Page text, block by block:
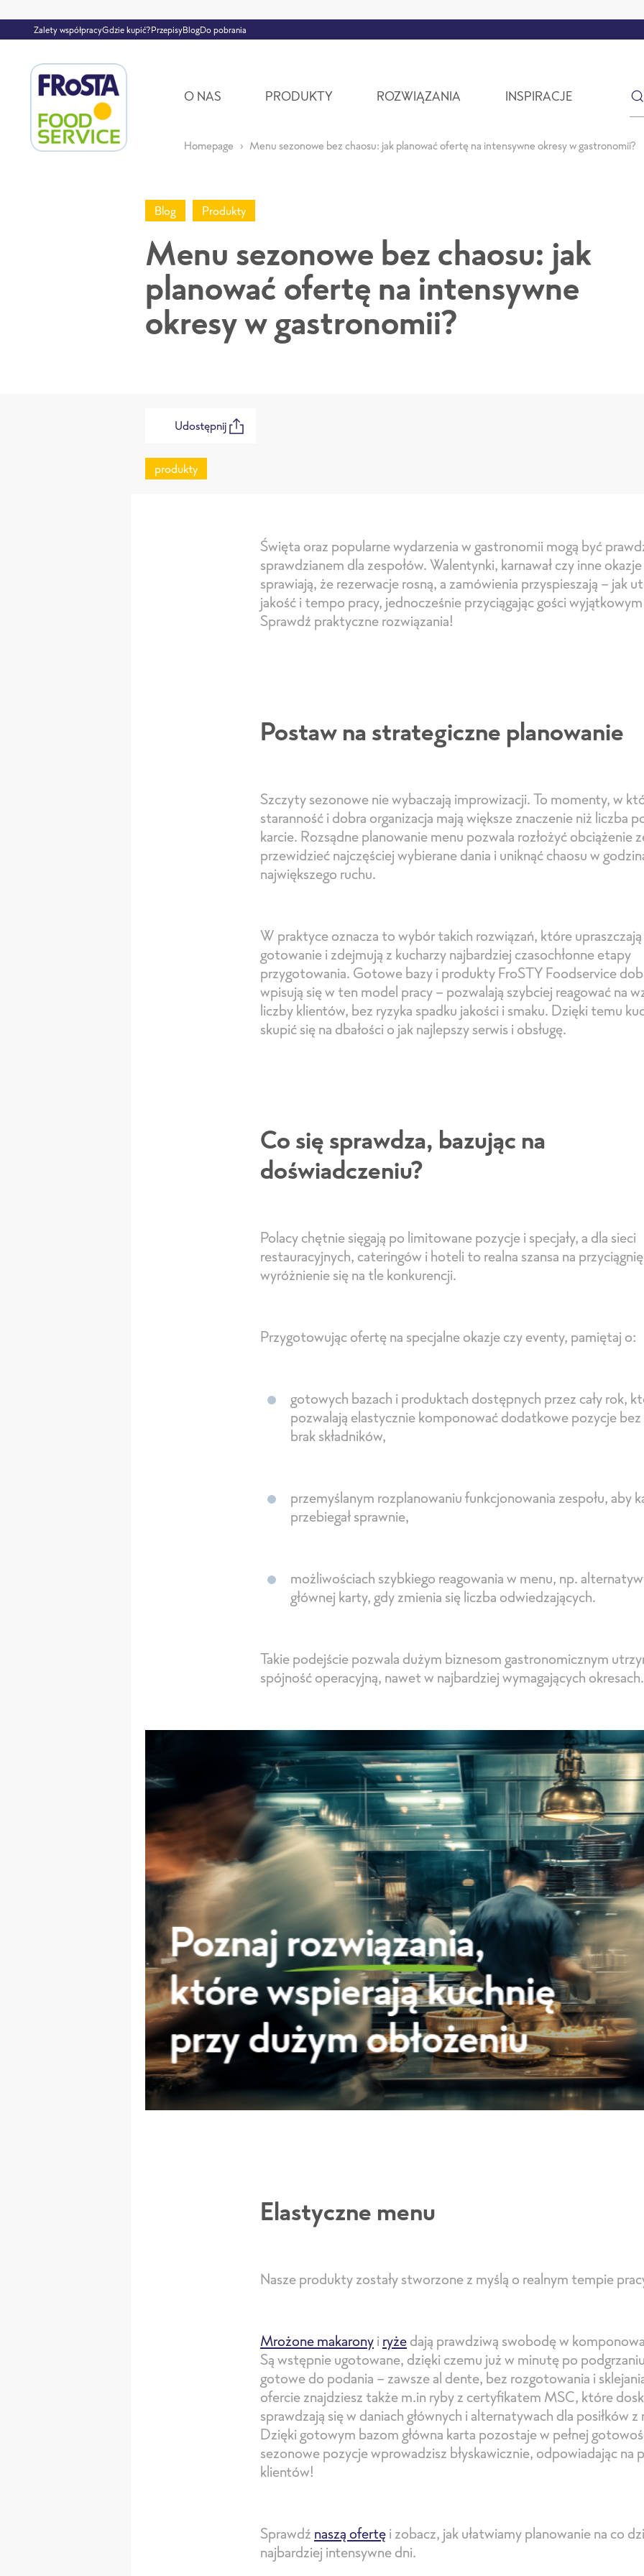
Zalety współpracyGdzie kupić?PrzepisyBlogDo pobrania
O NAS PRODUKTY ROZWIĄZANIA INSPIRACJE
Homepage Menu sezonowe bez chaosu: jak planować ofertę na intensywne okresy w gastronomii?
Blog Produkty
Menu sezonowe bez chaosu: jak
planować ofertę na intensywne
okresy w gastronomii?
Udostępnij
produkty
Święta oraz popularne wydarzenia w gastronomii mogą być
sprawdzianem dla zespołów. Walentynki, karnawał czy inne
sprawiają, że rezerwacje rosną, a zamówienia przyspieszają – jak
jakość i tempo pracy, jednocześnie przyciągając gości
Sprawdź praktyczne rozwiązania!
Postaw na strategiczne planowanie
Szczyty sezonowe nie wybaczają improwizacji. To momenty, w
staranność i dobra organizacja mają większe znaczenie niż liczba
karcie. Rozsądne planowanie menu pozwala rozłożyć obciążenie
przewidzieć najczęściej wybierane dania i uniknąć chaosu w
największego ruchu.
W praktyce oznacza to wybór takich rozwiązań, które upraszczają
gotowanie i zdejmują z kucharzy najbardziej czasochłonne etapy
przygotowania. Gotowe bazy i produkty FroSTY Foodservice
wpisują się w ten model pracy – pozwalają szybciej reagować na
liczby klientów, bez ryzyka spadku jakości i smaku. Dzięki temu
skupić się na dbałości o jak najlepszy serwis i obsługę.
Co się sprawdza, bazując na
doświadczeniu?
Polacy chętnie sięgają po limitowane pozycje i specjały, a dla sieci
restauracyjnych, cateringów i hoteli to realna szansa na
wyróżnienie się na tle konkurencji.
Przygotowując ofertę na specjalne okazje czy eventy, pamiętaj o:
gotowych bazach i produktach dostępnych przez cały rok,
pozwalają elastycznie komponować dodatkowe pozycje
brak składników,
przemyślanym rozplanowaniu funkcjonowania zespołu, aby
przebiegał sprawnie,
możliwościach szybkiego reagowania w menu, np.
głównej karty, gdy zmienia się liczba odwiedzających.
Takie podejście pozwala dużym biznesom gastronomicznym
spójność operacyjną, nawet w najbardziej wymagających okresach.
Elastyczne menu
Nasze produkty zostały stworzone z myślą o realnym tempie
Mrożone makaronyi ryżedają prawdziwą swobodę w
Są wstępnie ugotowane, dzięki czemu już w minutę po
gotowe do podania – zawsze al dente, bez rozgotowania i
ofercie znajdziesz także m.in ryby z certyfikatem MSC, które
sprawdzają się w daniach głównych i alternatywach dla posiłków z
Dzięki gotowym bazom główna karta pozostaje w pełnej
sezonowe pozycje wprowadzisz błyskawicznie, odpowiadając na
klientów!
Sprawdź naszą ofertęi zobacz, jak ułatwiamy planowanie na co
najbardziej intensywne dni.